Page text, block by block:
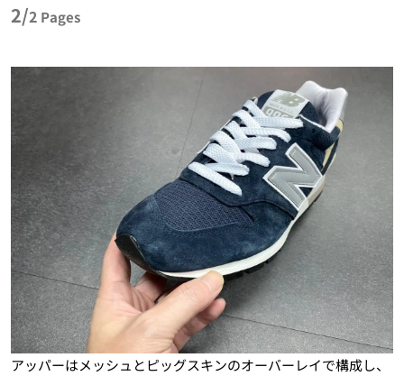
2/2 Pages
アッパーはメッシュとピッグスキンのオーバーレイで構成し、